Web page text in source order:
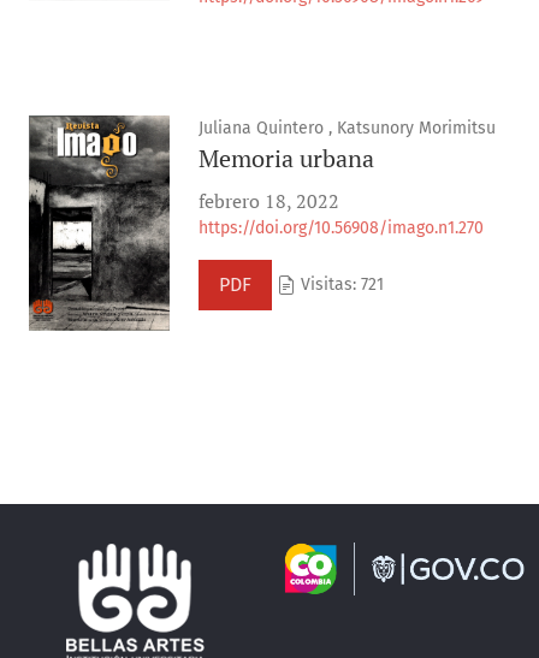
Juliana Quintero , Katsunory Morimitsu
Memoria urbana
febrero 18, 2022
https://doi.org/10.56908/imago.n1.270
PDF Visitas: 721